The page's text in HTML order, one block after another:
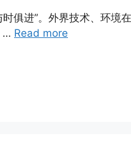
俱进”。外界技术、环境
… Read more